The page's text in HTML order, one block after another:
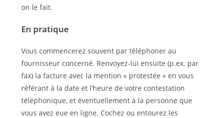
on le fait.
En pratique
Vous commencerez souvent par téléphoner au
fournisseur concerné. Renvoyez-lui ensuite (p.ex. par
fax) la facture avec la mention « protestée » en vous
référant à la date et l’heure de votre contestation
téléphonique, et éventuellement à la personne que
vous avez eue en ligne. Cochez ou entourez les